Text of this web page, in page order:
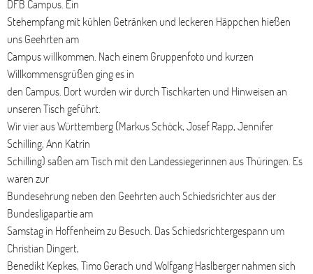
DFB Campus. Ein
Stehempfang mit kühlen Getränken und leckeren Häppchen hießen
uns Geehrten am
Campus willkommen. Nach einem Gruppenfoto und kurzen
Willkommensgrüßen ging es in
den Campus. Dort wurden wir durch Tischkarten und Hinweisen an
unseren Tisch geführt.
Wir vier aus Württemberg (Markus Schöck, Josef Rapp, Jennifer
Schilling, Ann Katrin
Schilling) saßen am Tisch mit den Landessiegerinnen aus Thüringen. Es
waren zur
Bundesehrung neben den Geehrten auch Schiedsrichter aus der
Bundesligapartie am
Samstag in Hoffenheim zu Besuch. Das Schiedsrichtergespann um
Christian Dingert,
Benedikt Kepkes, Timo Gerach und Wolfgang Haslberger nahmen sich